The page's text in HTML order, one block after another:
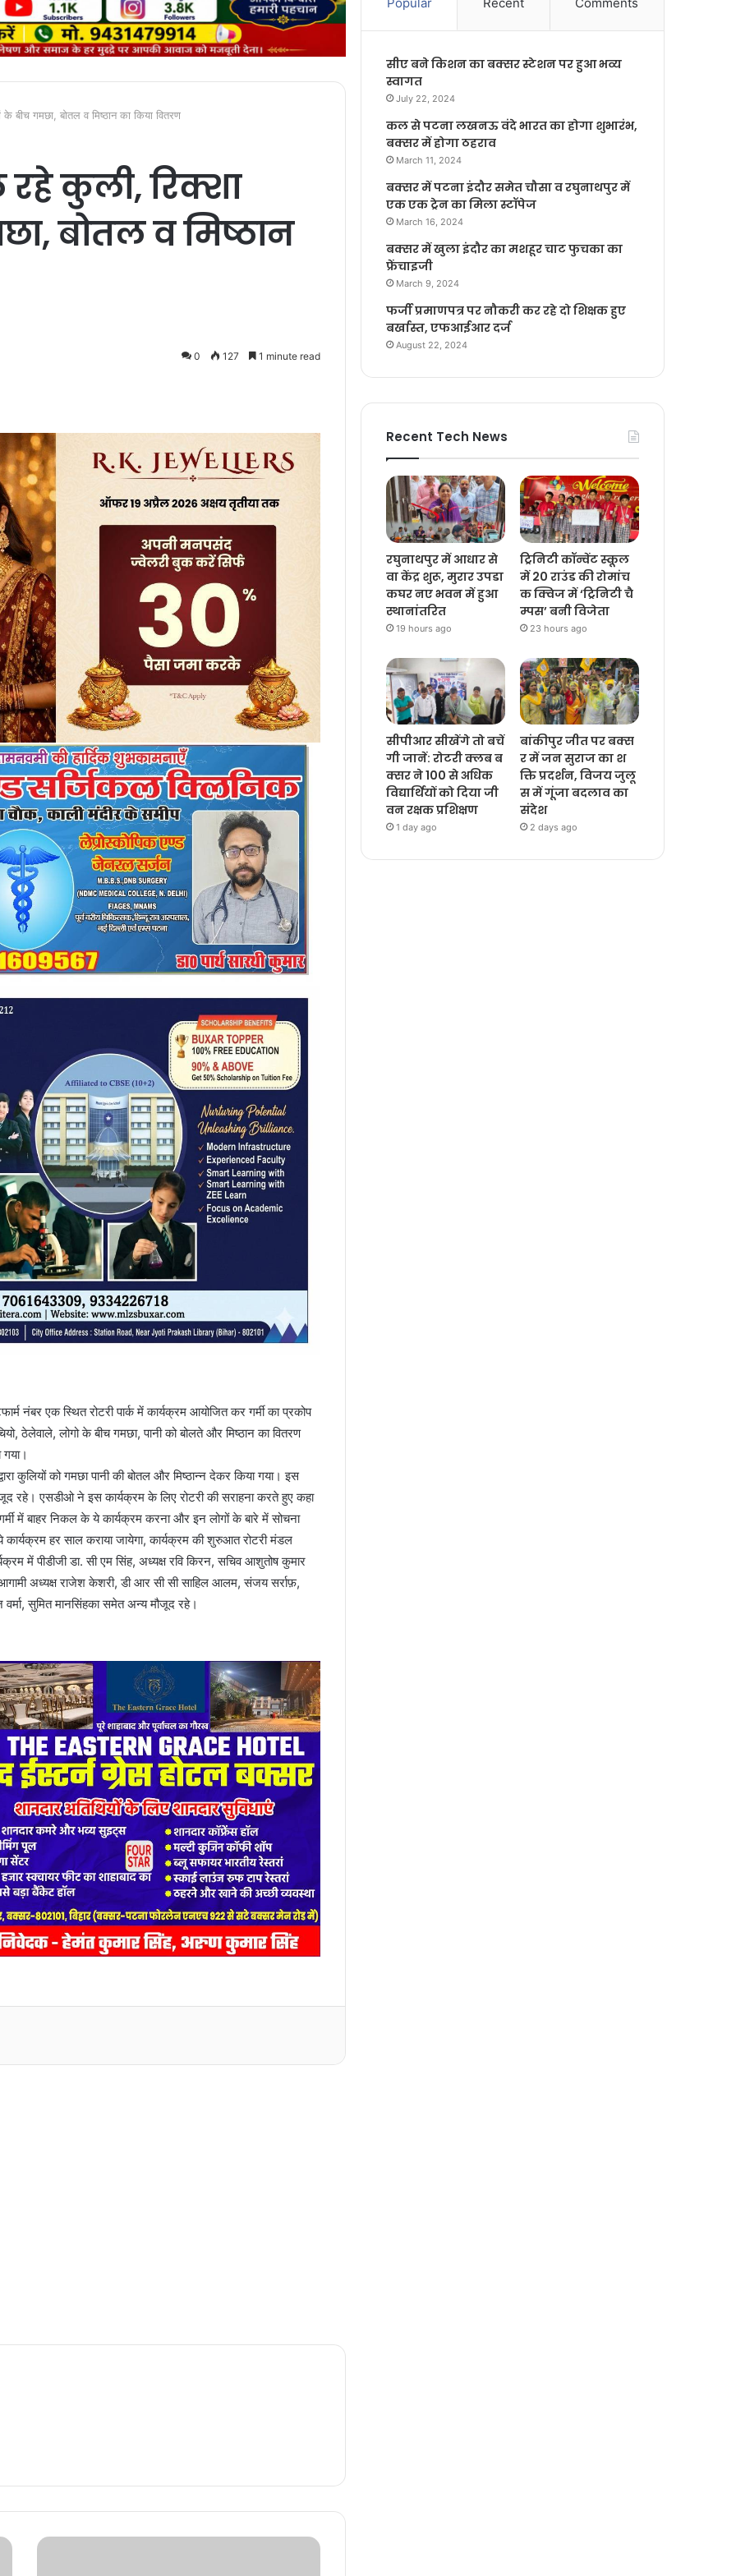
बीच गमछा, बोतल व मिष्ठान का किया वितरण
रहे कुली, रिक्शा
बोतल व मिष्ठान
0 127 1 minute read
नंबर एक स्थित रोटरी पार्क में कार्यक्रम आयोजित कर गर्मी का प्रकोप
ठेलेवाले, लोगो के बीच गमछा, पानी को बोलते और मिष्ठान का वितरण
गया।
कुलियों को गमछा पानी की बोतल और मिष्ठान्न देकर किया गया। इस
रहे। एसडीओ ने इस कार्यक्रम के लिए रोटरी की सराहना करते हुए कहा
में बाहर निकल के ये कार्यक्रम करना और इन लोगों के बारे में सोचना
कार्यक्रम हर साल कराया जायेगा, कार्यक्रम की शुरुआत रोटरी मंडल
में पीडीजी डा. सी एम सिंह, अध्यक्ष रवि किरन, सचिव आशुतोष कुमार
आगामी अध्यक्ष राजेश केशरी, डी आर सी सी साहिल आलम, संजय सर्राफ़,
सुमित मानसिंहका समेत अन्य मौजूद रहे।
सीए बने किशन का बक्सर स्टेशन पर हुआ भव्य
स्वागत
July 22, 2024
कल से पटना लखनऊ वंदे भारत का होगा शुभारंभ,
बक्सर में होगा ठहराव
March 11, 2024
बक्सर में पटना इंदौर समेत चौसा व रघुनाथपुर में
एक एक ट्रेन का मिला स्टॉपेज
March 16, 2024
बक्सर में खुला इंदौर का मशहूर चाट फुचका का
फ्रेंचाइजी
March 9, 2024
फर्जी प्रमाणपत्र पर नौकरी कर रहे दो शिक्षक हुए
बर्खास्त, एफआईआर दर्ज
August 22, 2024
Recent Tech News
रघुनाथपुर में आधार से
वा केंद्र शुरू, मुरार उपडा
कघर नए भवन में हुआ
स्थानांतरित
19 hours ago
ट्रिनिटी कॉन्वेंट स्कूल
में 20 राउंड की रोमांच
क क्विज में ‘ट्रिनिटी चै
म्पस’ बनी विजेता
23 hours ago
सीपीआर सीखेंगे तो बचें
गी जानें: रोटरी क्लब ब
क्सर ने 100 से अधिक
विद्यार्थियों को दिया जी
वन रक्षक प्रशिक्षण
1 day ago
बांकीपुर जीत पर बक्स
र में जन सुराज का श
क्ति प्रदर्शन, विजय जुलू
स में गूंजा बदलाव का
संदेश
2 days ago